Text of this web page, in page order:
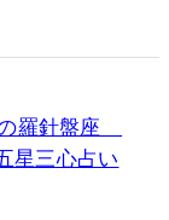
羅針盤座
星三心占い